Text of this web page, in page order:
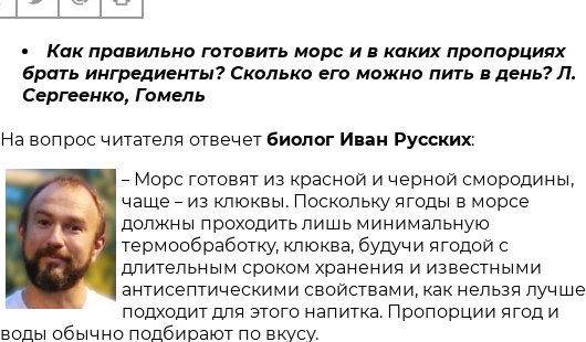
Как правильно готовить морс и в каких пропорциях
брать ингредиенты? Сколько его можно пить в день? Л.
Сергеенко, Гомель
На вопрос читателя отвечет биолог Иван Русских:
– Морс готовят из красной и черной смородины,
чаще – из клюквы. Поскольку ягоды в морсе
должны проходить лишь минимальную
термообработку, клюква, будучи ягодой с
длительным сроком хранения и известными
антисептическими свойствами, как нельзя лучше
подходит для этого напитка. Пропорции ягод и
воды обычно подбирают по вкусу.